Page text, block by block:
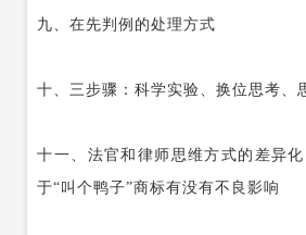
九、在先判例的处理方式
十、 三步骤：科学实验、换位思考、
十一、 法官和律师 思维方式的差异化
于“叫个鸭子”商标有没有不良影响